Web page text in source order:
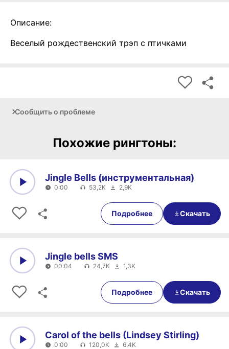
Описание:
Веселый рождественский трэп с птичками
Сообщить о проблеме
Похожие рингтоны:
0:00
Jingle Bells (инструментальная)
0:00 53,2K 2,9K
Подробнее Скачать
00:04
Jingle bells SMS
00:04 24,7K 1,3K
Подробнее Скачать
Carol of the bells (Lindsey Stirling)
0:00 120,0K 6,4K